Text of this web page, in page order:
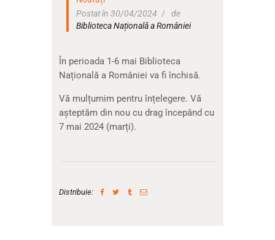
Postat în 30/04/2024
de
Biblioteca Națională a României
În perioada 1-6 mai Biblioteca
Națională a României va fi închisă.
Vă mulțumim pentru înțelegere. Vă
așteptăm din nou cu drag începând cu
7 mai 2024 (marți).
Distribuie: